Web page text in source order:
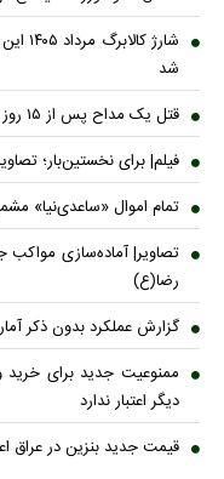
شد
قتل یک مداح پس از ۱۵ روز بی‌خبری از او | ماجرا چیست؟
فیلم| برای نخستین‌بار؛
تمام اموال «ساعدی‌نیا»
تصاویر| آماده‌سازی مواکب
رضا(ع)
گزارش عملکرد بدون ذکر آمار
ممنوعیت جدید برای خرید
دیگر اعتبار ندارد
قیمت جدید بنزین در عراق